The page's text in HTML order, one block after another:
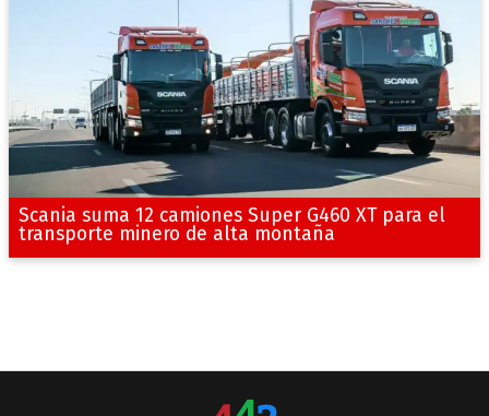
Scania suma 12 camiones Super G460 XT para el
transporte minero de alta montaña